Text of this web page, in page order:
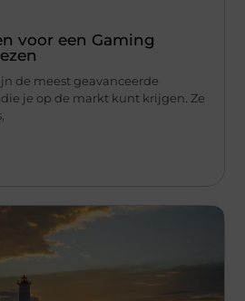
voor een Gaming
de meest geavanceerde
je op de markt kunt krijgen. Ze